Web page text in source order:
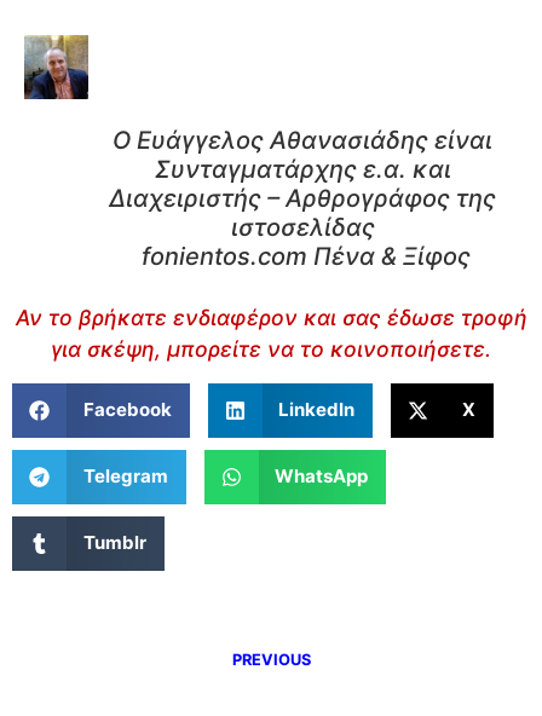
Ο Ευάγγελος Αθανασιάδης είναι
Συνταγματάρχης ε.α. και
Διαχειριστής – Αρθρογράφος της
ιστοσελίδας
fonientos.com Πένα & Ξίφος
Αν το βρήκατε ενδιαφέρον και σας έδωσε τροφή
για σκέψη, μπορείτε να το κοινοποιήσετε.
Facebook LinkedIn X
Telegram WhatsApp
Tumblr
PREVIOUS